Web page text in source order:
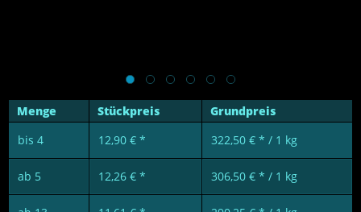
Menge Stückpreis
Grundpreis
bis 4 12,90 € * 322,50 € * / 1 kg
ab 5 12,26 € * 306,50 € * / 1 kg